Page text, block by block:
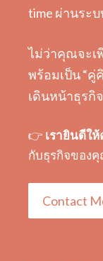
time ผ่านระบ
ไม่ว่าคุณจะเ
พร้อมเป็น “คู่
เดินหน้าธุรกิ
👉 เรายินดีใ
กับธุรกิจของ
Contact